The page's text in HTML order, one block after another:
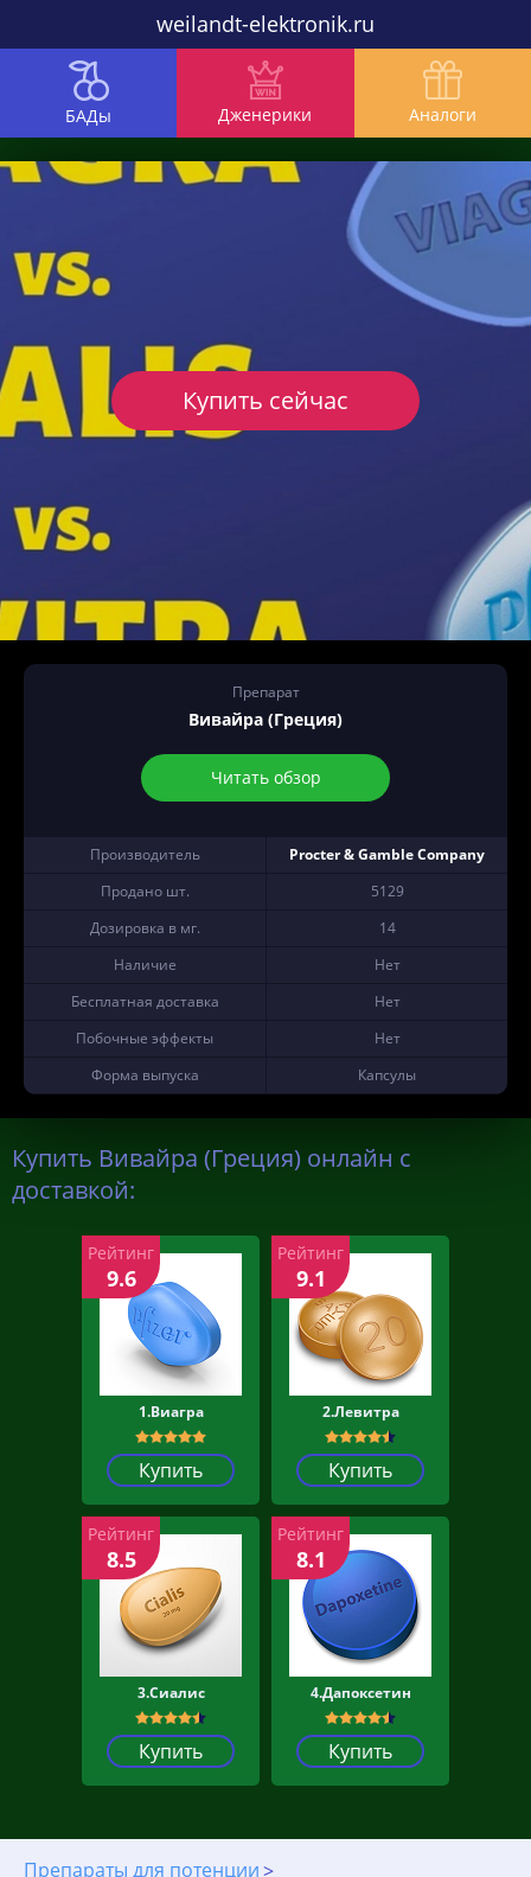
weilandt-elektronik.ru
БАДы Дженерики Аналоги
Препарат
Вивайра (Греция)
Читать обзор
Производитель
Procter & Gamble Company
Продано шт.
5129
Дозировка в мг.
14
Наличие
Нет
Бесплатная доставка
Нет
Побочные эффекты
Нет
Форма выпуска
Капсулы
Купить сейчас
Купить Вивайра (Греция) онлайн с
доставкой:
1.Виагра
Купить
Рейтинг
9.6
2.Левитра
Купить
Рейтинг
9.1
3.Сиалис
Купить
Рейтинг
8.5
4.Дапоксетин
Купить
Рейтинг
8.1
Препараты для потенции